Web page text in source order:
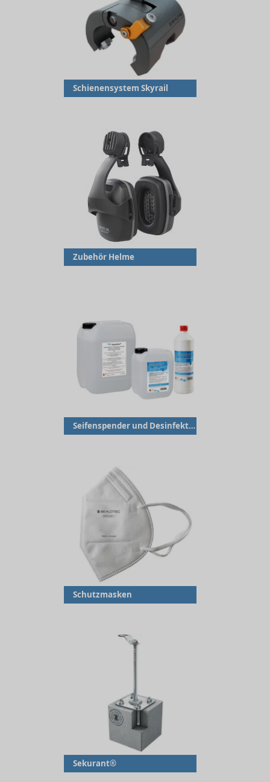
Schienensystem Skyrail
Zubehör Helme
Seifenspender und Desinfektionsspender
Schutzmasken
Sekurant®